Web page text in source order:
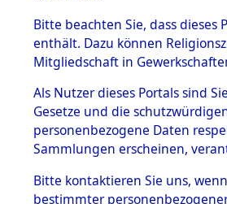
BESTÄNDE
1.
mente
5. Verschiedenes
5.3
Todesmärsche
5.3.1 Alliierte
Erhebungen
zu
Bitte beachten Sie, dass
enthält. Dazu können
Mitgliedschaft in
Als Nutzer dieses Portals sind
Gesetze und die
personenbezogene Daten
Sammlungen erscheinen,
Bitte kontaktieren Sie uns,
bestimmter